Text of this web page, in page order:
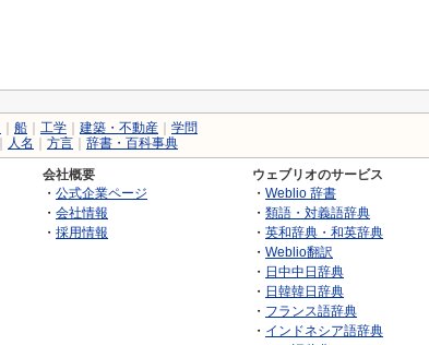
船 工学 建築・不動産
学問
人名 方言 辞書・百科事典
会社概要
・ 公式企業ページ
・ 会社情報
・ 採用情報
ウェブリオのサービス
・ Weblio 辞書
・ 類語・対義語辞典
・ 英和辞典・和英辞典
・ Weblio翻訳
・ 日中中日辞典
・ 日韓韓日辞典
・ フランス語辞典
・ インドネシア語辞典